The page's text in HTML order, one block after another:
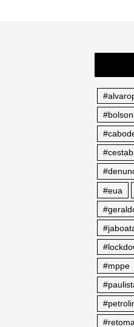
#eua
#mppe